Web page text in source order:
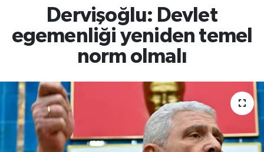
Dervişoğlu: Devlet
egemenliği yeniden temel
norm olmalı
Kültür & Sanat
Teknoloji
Genel
Bilim, Teknoloji